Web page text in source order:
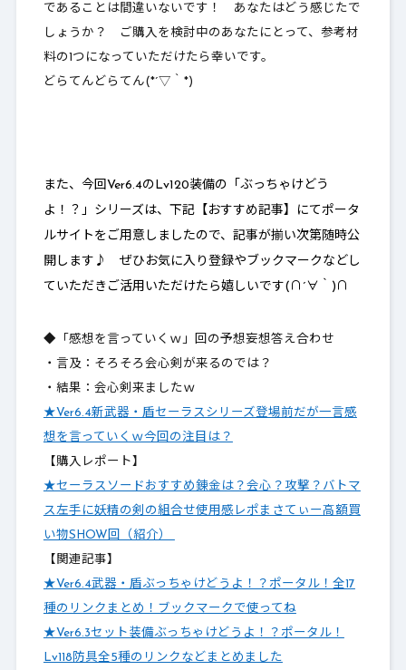
であることは間違いないです！ あなたはどう感じたで
しょうか？ ご購入を検討中のあなたにとって、参考材
料の1つになっていただけたら幸いです。
どらてんどらてん(*´▽｀*)
また、今回Ver6.4のLv120装備の「ぶっちゃけどう
よ！？」シリーズは、下記【おすすめ記事】にてポータ
ルサイトをご用意しましたので、記事が揃い次第随時公
開します♪ ぜひお気に入り登録やブックマークなどし
ていただきご活用いただけたら嬉しいです(∩´∀｀)∩
◆「感想を言っていくｗ」回の予想妄想答え合わせ
・言及：そろそろ会心剣が来るのでは？
・結果：会心剣来ましたｗ
★Ver6.4新武器・盾セーラスシリーズ登場前だが一言感
想を言っていくｗ今回の注目は？
【購入レポート】
★セーラスソードおすすめ錬金は？会心？攻撃？バトマ
ス左手に妖精の剣の組合せ使用感レポまさてぃー高額買
い物SHOW回（紹介）
【関連記事】
★Ver6.4武器・盾ぶっちゃけどうよ！？ポータル！全17
種のリンクまとめ！ブックマークで使ってね
★Ver6.3セット装備ぶっちゃけどうよ！？ポータル！
Lv118防具全5種のリンクなどまとめました